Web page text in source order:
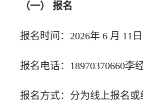
（一） 报名
报名时间：2026年 6 月 11
报名电话：18970370660李
报名方式：分为线上报名